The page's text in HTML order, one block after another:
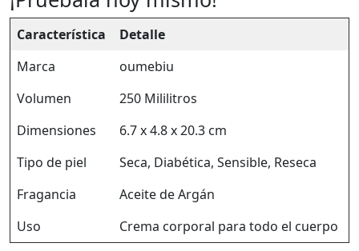
Característica
Detalle
Marca
oumebiu
Volumen
250 Mililitros
Dimensiones
6.7 x 4.8 x 20.3 cm
Tipo de piel
Seca, Diabética, Sensible, Reseca
Fragancia
Aceite de Argán
Uso
Crema corporal para todo el cuerpo